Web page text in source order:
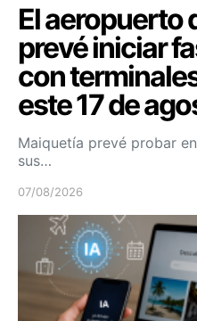
El aeropuerto
prevé iniciar
con
este 17 de
Maiquetía prevé probar
sus…
07/08/2026